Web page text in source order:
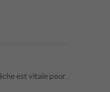
est vitale pour